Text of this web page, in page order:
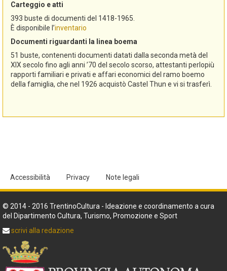
Carteggio e atti
393 buste di documenti del 1418-1965.
È disponibile l’inventario
Documenti riguardanti la linea boema
51 buste, contenenti documenti datati dalla seconda metà del
XIX secolo fino agli anni ’70 del secolo scorso, attestanti perlopiù
rapporti familiari e privati e affari economici del ramo boemo
della famiglia, che nel 1926 acquistò Castel Thun e vi si trasferì.
Accessibilità Privacy Note legali
© 2014 - 2016 TrentinoCultura - Ideazione e coordinamento a cura
del Dipartimento Cultura, Turismo, Promozione e Sport
scrivi alla redazione